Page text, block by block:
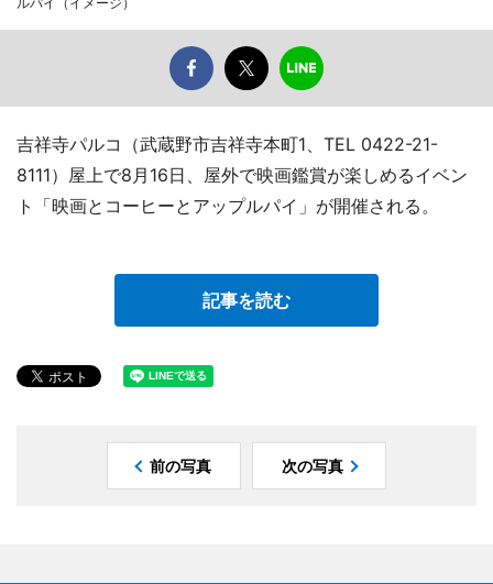
吉祥寺パルコ（武蔵野市吉祥寺本町1、TEL 0422-21-
8111）屋上で8月16日、屋外で映画鑑賞が楽しめるイベン
ト「映画とコーヒーとアップルパイ」が開催される。
記事を読む
前の写真 次の写真